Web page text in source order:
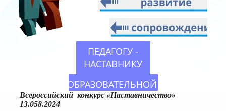
ПЕДАГОГУ -
НАСТАВНИКУ
ОБРАЗОВАТЕЛЬНОЙ
ОРГАНИЗАЦИИ
Всероссийский конкурс «Наставничество»
13.058.2024